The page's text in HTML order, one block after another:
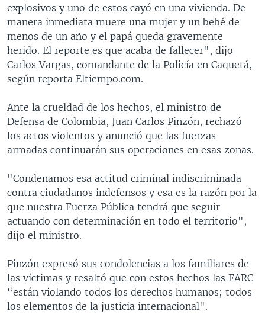
explosivos y uno de estos cayó en una vivienda. De
manera inmediata muere una mujer y un bebé de
menos de un año y el papá queda gravemente
herido. El reporte es que acaba de fallecer", dijo
Carlos Vargas, comandante de la Policía en Caquetá,
según reporta Eltiempo.com.
Ante la crueldad de los hechos, el ministro de
Defensa de Colombia, Juan Carlos Pinzón, rechazó
los actos violentos y anunció que las fuerzas
armadas continuarán sus operaciones en esas zonas.
"Condenamos esa actitud criminal indiscriminada
contra ciudadanos indefensos y esa es la razón por la
que nuestra Fuerza Pública tendrá que seguir
actuando con determinación en todo el territorio",
dijo el ministro.
Pinzón expresó sus condolencias a los familiares de
las víctimas y resaltó que con estos hechos las FARC
“están violando todos los derechos humanos; todos
los elementos de la justicia internacional".